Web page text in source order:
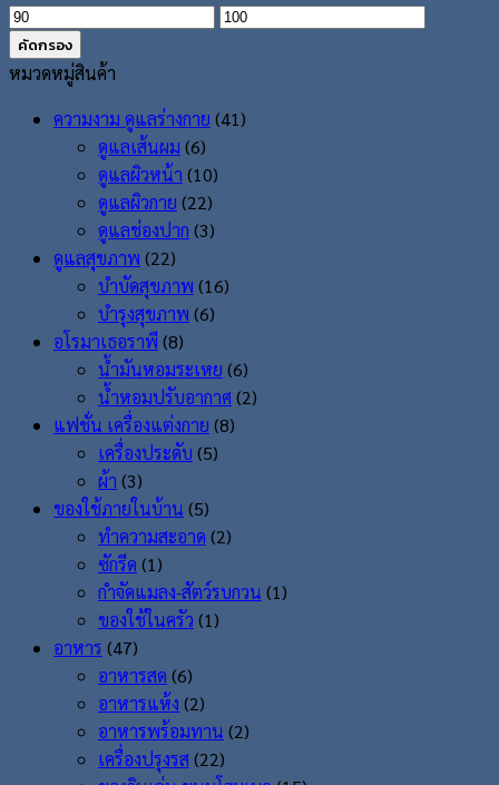
ราคา
ต่ำ
สุด
ราคา
คัดกรอง
หมวดหมู่สินค้า
ความงาม ดูแลร่างกาย (41)
ดูแลเส้นผม (6)
ดูแลผิวหน้า (10)
ดูแลผิวกาย (22)
ดูแลช่องปาก (3)
ดูแลสุขภาพ (22)
บำบัดสุขภาพ (16)
บำรุงสุขภาพ (6)
อโรมาเธอราพี (8)
น้ำมันหอมระเหย (6)
น้ำหอมปรับอากาศ (2)
แฟชั่น เครื่องแต่งกาย (8)
เครื่องประดับ (5)
ผ้า (3)
ของใช้ภายในบ้าน (5)
ทำความสะอาด (2)
ซักรีด (1)
กำจัดแมลง-สัตว์รบกวน (1)
ของใช้ในครัว (1)
อาหาร (47)
อาหารสด (6)
อาหารแห้ง (2)
อาหารพร้อมทาน (2)
เครื่องปรุงรส(22)